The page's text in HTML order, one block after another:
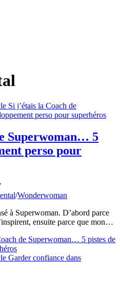
Superwoman… 5
perso pour
/Wonderwoman
à Superwoman. D’abord parce
ensuite parce que mon…
de Superwoman… 5 pistes de